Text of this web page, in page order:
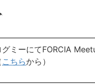
グミーにてFORCIA
こちらから）